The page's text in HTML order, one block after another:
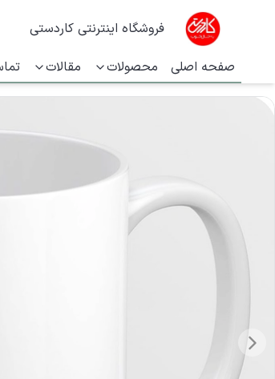
فروشگاه اینترنتی کاردستی
صفحه اصلی محصولات مقالات